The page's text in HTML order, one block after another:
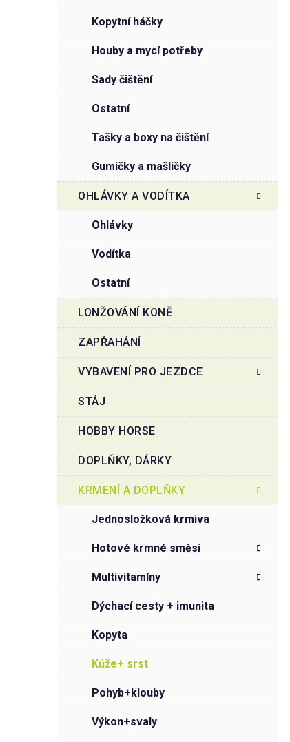
kopytní háčky
houby a mycí potřeby
sady čištění
ostatní
tašky a boxy na čištění
gumičky a mašličky
OHLÁVKY A VODÍTKA
ohlávky
vodítka
ostatní
LONŽOVÁNÍ KONĚ
ZAPŘAHÁNÍ
VYBAVENÍ PRO JEZDCE
STÁJ
HOBBY HORSE
DOPLŇKY, DÁRKY
KRMENÍ A DOPLŇKY
jednosložková krmiva
hotové krmné směsi
multivitamíny
dýchací cesty + imunita
kopyta
kůže+ srst
pohyb+klouby
výkon+svaly